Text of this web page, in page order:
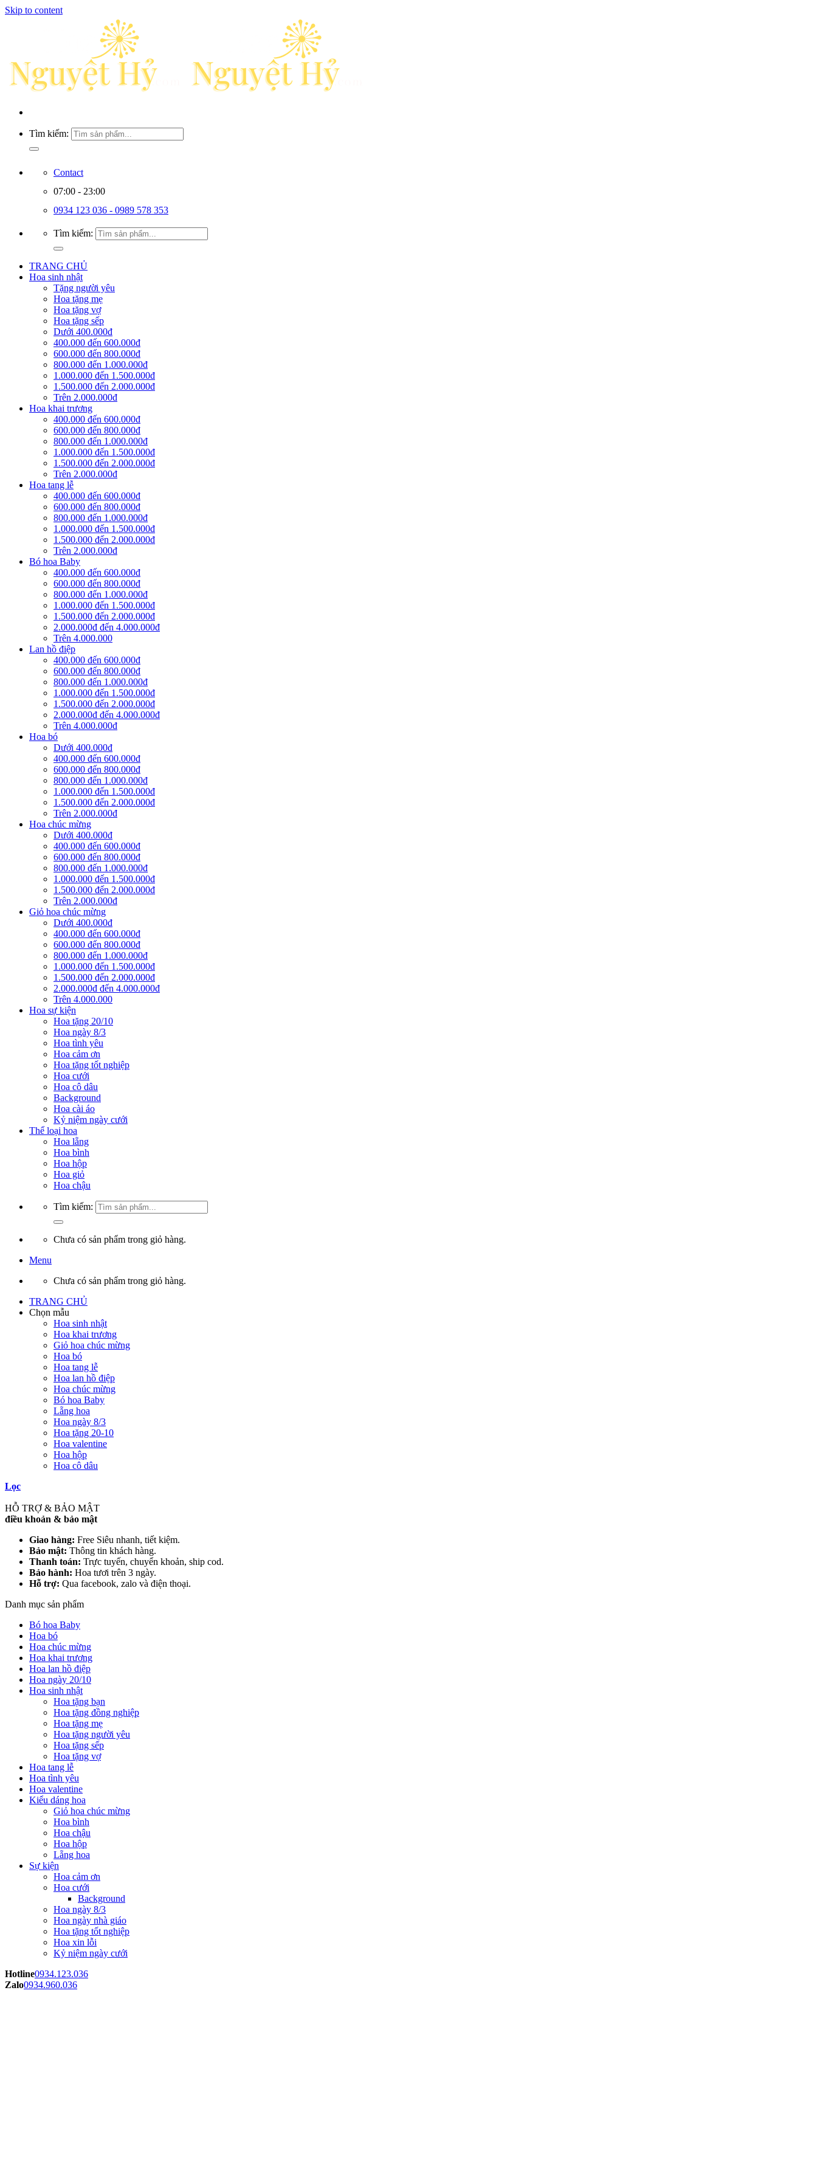
Skip to content
Tìm kiếm:
Contact
07:00 - 23:00
0934 123 036 - 0989 578 353
Tìm kiếm:
TRANG CHỦ
Hoa sinh nhật
Tặng người yêu
Hoa tặng mẹ
Hoa tặng vợ
Hoa tặng sếp
Dưới 400.000đ
400.000 đến 600.000đ
600.000 đến 800.000đ
800.000 đến 1.000.000đ
1.000.000 đến 1.500.000đ
1.500.000 đến 2.000.000đ
Trên 2.000.000đ
Hoa khai trương
400.000 đến 600.000đ
600.000 đến 800.000đ
800.000 đến 1.000.000đ
1.000.000 đến 1.500.000đ
1.500.000 đến 2.000.000đ
Trên 2.000.000đ
Hoa tang lễ
400.000 đến 600.000đ
600.000 đến 800.000đ
800.000 đến 1.000.000đ
1.000.000 đến 1.500.000đ
1.500.000 đến 2.000.000đ
Trên 2.000.000đ
Bó hoa Baby
400.000 đến 600.000đ
600.000 đến 800.000đ
800.000 đến 1.000.000đ
1.000.000 đến 1.500.000đ
1.500.000 đến 2.000.000đ
2.000.000đ đến 4.000.000đ
Trên 4.000.000
Lan hồ điệp
400.000 đến 600.000đ
600.000 đến 800.000đ
800.000 đến 1.000.000đ
1.000.000 đến 1.500.000đ
1.500.000 đến 2.000.000đ
2.000.000đ đến 4.000.000đ
Trên 4.000.000đ
Hoa bó
Dưới 400.000đ
400.000 đến 600.000đ
600.000 đến 800.000đ
800.000 đến 1.000.000đ
1.000.000 đến 1.500.000đ
1.500.000 đến 2.000.000đ
Trên 2.000.000đ
Hoa chúc mừng
Dưới 400.000đ
400.000 đến 600.000đ
600.000 đến 800.000đ
800.000 đến 1.000.000đ
1.000.000 đến 1.500.000đ
1.500.000 đến 2.000.000đ
Trên 2.000.000đ
Giỏ hoa chúc mừng
Dưới 400.000đ
400.000 đến 600.000đ
600.000 đến 800.000đ
800.000 đến 1.000.000đ
1.000.000 đến 1.500.000đ
1.500.000 đến 2.000.000đ
2.000.000đ đến 4.000.000đ
Trên 4.000.000
Hoa sự kiện
Hoa tặng 20/10
Hoa ngày 8/3
Hoa tình yêu
Hoa cảm ơn
Hoa tặng tốt nghiệp
Hoa cưới
Hoa cô dâu
Background
Hoa cài áo
Kỷ niệm ngày cưới
Thể loại hoa
Hoa lẵng
Hoa bình
Hoa hộp
Hoa giỏ
Hoa chậu
Tìm kiếm:
Chưa có sản phẩm trong giỏ hàng.
Menu
Chưa có sản phẩm trong giỏ hàng.
TRANG CHỦ
Chọn mẫu
Hoa sinh nhật
Hoa khai trương
Giỏ hoa chúc mừng
Hoa bó
Hoa tang lễ
Hoa lan hồ điệp
Hoa chúc mừng
Bó hoa Baby
Lẵng hoa
Hoa ngày 8/3
Hoa tặng 20-10
Hoa valentine
Hoa hộp
Hoa cô dâu
Lọc
HỖ TRỢ & BẢO MẬT
điều khoản & bảo mật
Giao hàng: Free Siêu nhanh, tiết kiệm.
Bảo mật: Thông tin khách hàng.
Thanh toán: Trực tuyến, chuyển khoản, ship cod.
Bảo hành: Hoa tươi trên 3 ngày.
Hỗ trợ: Qua facebook, zalo và điện thoại.
Danh mục sản phẩm
Bó hoa Baby
Hoa bó
Hoa chúc mừng
Hoa khai trương
Hoa lan hồ điệp
Hoa ngày 20/10
Hoa sinh nhật
Hoa tặng bạn
Hoa tặng đồng nghiệp
Hoa tặng mẹ
Hoa tặng người yêu
Hoa tặng sếp
Hoa tặng vợ
Hoa tang lễ
Hoa tình yêu
Hoa valentine
Kiểu dáng hoa
Giỏ hoa chúc mừng
Hoa bình
Hoa chậu
Hoa hộp
Lẵng hoa
Sự kiện
Hoa cảm ơn
Hoa cưới
Background
Hoa ngày 8/3
Hoa ngày nhà giáo
Hoa tặng tốt nghiệp
Hoa xin lỗi
Kỷ niệm ngày cưới
Hotline0934.123.036
Zalo0934.960.036